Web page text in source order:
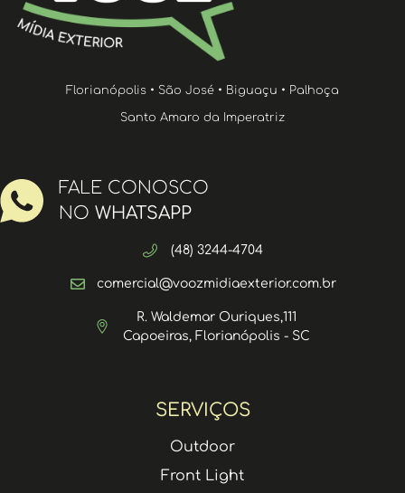
SERVIÇOS
Outdoor
Front Light
Florianópolis • São José • Biguaçu • Palhoça
Santo Amaro da Imperatriz
FALE CONOSCO
NO WHATSAPP
(48) 3244-4704
comercial@voozmidiaexterior.com.br
R. Waldemar Ouriques,111
Capoeiras, Florianópolis - SC